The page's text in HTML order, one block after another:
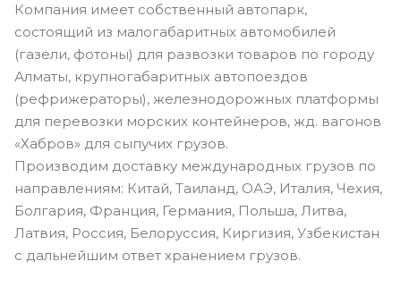
Компания имеет собственный автопарк,
состоящий из малогабаритных автомобилей
(газели, фотоны) для развозки товаров по городу
Алматы, крупногабаритных автопоездов
(рефрижераторы), железнодорожных платформы
для перевозки морских контейнеров, жд. вагонов
«Хабров» для сыпучих грузов.
Производим доставку международных грузов по
направлениям: Китай, Таиланд, ОАЭ, Италия, Чехия,
Болгария, Франция, Германия, Польша, Литва,
Латвия, Россия, Белоруссия, Киргизия, Узбекистан
с дальнейшим ответ хранением грузов.